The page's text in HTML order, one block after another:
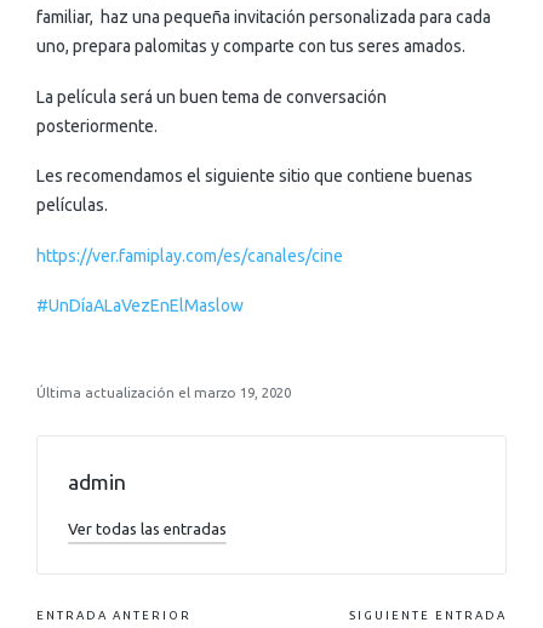
familiar, haz una pequeña invitación personalizada para cada
uno, prepara palomitas y comparte con tus seres amados.
La película será un buen tema de conversación
posteriormente.
Les recomendamos el siguiente sitio que contiene buenas
películas.
https://ver.famiplay.com/es/canales/cine
#UnDíaALaVezEnElMaslow
Última actualización el marzo 19, 2020
admin
Ver todas las entradas
ENTRADA ANTERIOR SIGUIENTE ENTRADA